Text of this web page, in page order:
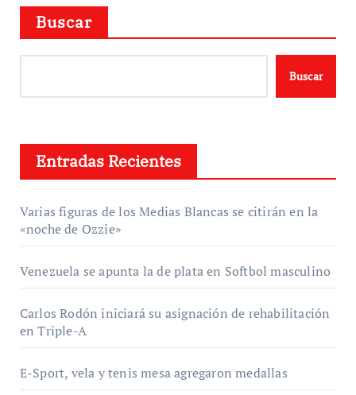
Buscar
Buscar
Entradas Recientes
Varias figuras de los Medias Blancas se citirán en la
«noche de Ozzie»
Venezuela se apunta la de plata en Softbol masculino
Carlos Rodón iniciará su asignación de rehabilitación
en Triple-A
E-Sport, vela y tenis mesa agregaron medallas